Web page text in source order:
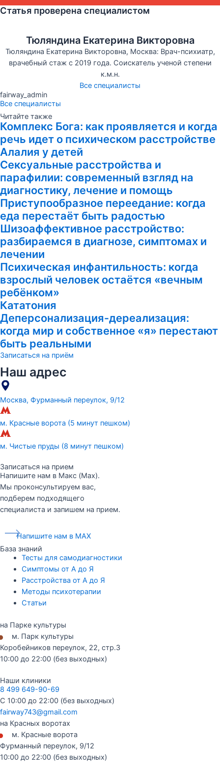
Статья проверена специалистом
Тюляндина Екатерина Викторовна
Тюляндина Екатерина Викторовна, Москва: Врач-психиатр,
врачебный стаж с 2019 года. Соискатель ученой степени
к.м.н.
Все специалисты
fairway_admin
Все специалисты
Читайте также
Комплекс Бога: как проявляется и когда
речь идет о психическом расстройстве
Алалия у детей
Сексуальные расстройства и
парафилии: современный взгляд на
диагностику, лечение и помощь
Приступообразное переедание: когда
еда перестаёт быть радостью
Шизоаффективное расстройство:
разбираемся в диагнозе, симптомах и
лечении
Психическая инфантильность: когда
взрослый человек остаётся «вечным
ребёнком»
Кататония
Деперсонализация-дереализация:
когда мир и собственное «я» перестают
быть реальными
Записаться на приём
Наш адрес
Москва, Фурманный переулок, 9/12
м. Красные ворота (5 минут пешком)
м. Чистые пруды (8 минут пешком)
Записаться на прием
Напишите нам в Макс (Max).
Мы проконсультируем вас,
подберем подходящего
специалиста и запишем на прием.
Напишите нам в MAX
База знаний
Тесты для самодиагностики
Симптомы от А до Я
Расстройства от А до Я
Методы психотерапии
Статьи
на Парке культуры
м. Парк культуры
Коробейников переулок, 22, стр.3
10:00 до 22:00 (без выходных)
Наши клиники
8 499 649-90-69
С 10:00 до 22:00 (без выходных)
fairway743@gmail.com
на Красных воротах
м. Красные ворота
Фурманный переулок, 9/12
10:00 до 22:00 (без выходных)